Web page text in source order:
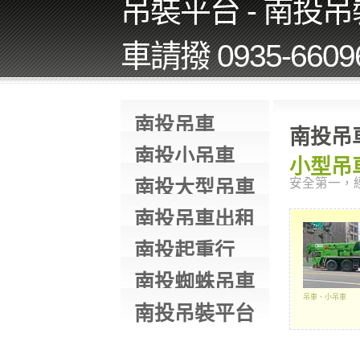
吊裝平台 - 南投
車請撥 0935-
南投吊車
南投小吊車
南投大型吊車
南投吊車出租
南投起重行
南投蜘蛛吊車
南投吊裝平台
南投
小型吊
安全第一，
吊車、小吊車